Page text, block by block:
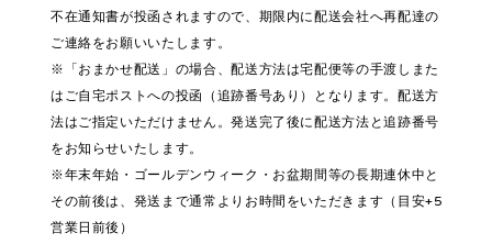
不在通知書が投函されますので、期限内に配送会社へ再配達の
ご連絡をお願いいたします。
※「おまかせ配送」の場合、配送方法は宅配便等の手渡しまた
はご自宅ポストへの投函（追跡番号あり）となります。配送方
法はご指定いただけません。発送完了後に配送方法と追跡番号
をお知らせいたします。
※年末年始・ゴールデンウィーク・お盆期間等の長期連休中と
その前後は、発送まで通常よりお時間をいただきます（目安+5
営業日前後）